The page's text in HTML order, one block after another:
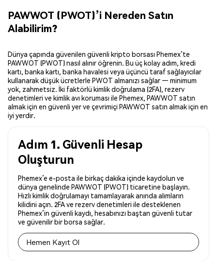
PAWWOT (PWOT)’i Nereden Satın
Alabilirim?
Dünya çapında güvenilen güvenli kripto borsası Phemex’te
PAWWOT (PWOT) nasıl alınır öğrenin. Bu üç kolay adım, kredi
kartı, banka kartı, banka havalesi veya üçüncü taraf sağlayıcılar
kullanarak düşük ücretlerle PWOT almanızı sağlar — minimum
yok, zahmetsiz. İki faktörlü kimlik doğrulama (2FA), rezerv
denetimleri ve kimlik avı koruması ile Phemex, PAWWOT satın
almak için en güvenli yer ve çevrimiçi PAWWOT satın almak için en
iyi yerdir.
Adım 1. Güvenli Hesap
Oluşturun
Phemex’e e-posta ile birkaç dakika içinde kaydolun ve
dünya genelinde PAWWOT (PWOT) ticaretine başlayın.
Hızlı kimlik doğrulamayı tamamlayarak anında alımların
kilidini açın. 2FA ve rezerv denetimleri ile desteklenen
Phemex’in güvenli kaydı, hesabınızı baştan güvenli tutar
ve güvenilir bir borsa sağlar.
Hemen Kayıt Ol